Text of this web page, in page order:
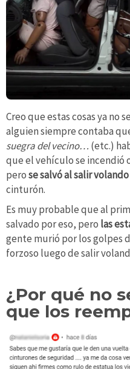
Creo que estas cosas ya no
alguien siempre contaba
suegra del vecino… (etc.)
que el vehículo se incendió
perose salvó al salir
cinturón.
Es muy probable que al
salvado por eso, pero las
gente murió por los golpes
forzoso luego de salir
¿Por qué no
que los